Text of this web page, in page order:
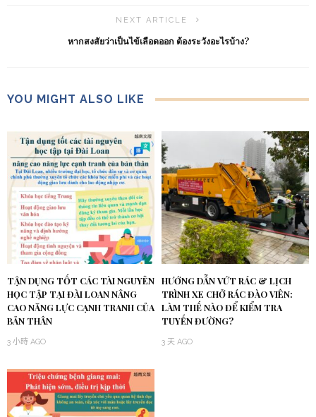
NEXT ARTICLE
หากสงสัยว่าเป็นไข้เลือดออก ต้องระวังอะไรบ้าง?
YOU MIGHT ALSO LIKE
TẬN DỤNG TỐT CÁC TÀI NGUYÊN
HỌC TẬP TẠI ĐÀI LOAN NÂNG
CAO NĂNG LỰC CẠNH TRANH CỦA
BẢN THÂN
3 小時 AGO
HƯỚNG DẪN VỨT RÁC & LỊCH
TRÌNH XE CHỞ RÁC ĐÀO VIÊN:
LÀM THẾ NÀO ĐỂ KIỂM TRA
TUYẾN ĐƯỜNG?
3 天 AGO